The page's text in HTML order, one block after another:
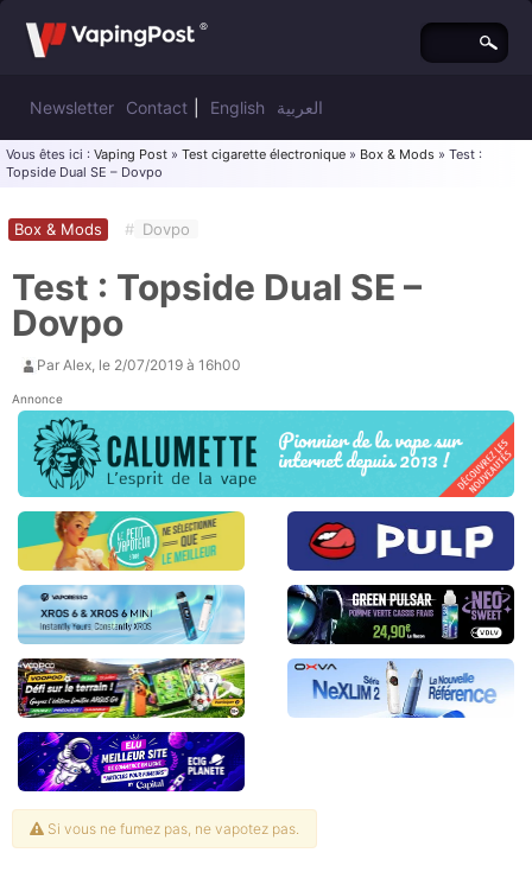
Newsletter Contact English العربية
Vous êtes ici : Vaping Post » Test cigarette électronique » Box & Mods » Test :
Topside Dual SE – Dovpo
Test : Topside Dual SE –
Dovpo
Box & Mods # Dovpo
Par Alex, le 2/07/2019 à 16h00
Annonce
Si vous ne fumez pas, ne vapotez pas.